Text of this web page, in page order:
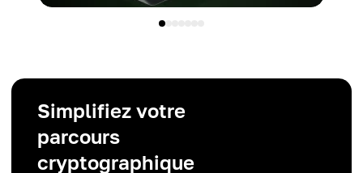
Simplifiez votre
parcours
cryptographique